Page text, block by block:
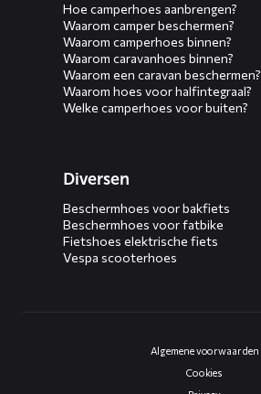
Hoe camperhoes aanbrengen?
Waarom camper beschermen?
Waarom camperhoes binnen?
Waarom caravanhoes binnen?
Waarom een caravan beschermen?
Waarom hoes voor halfintegraal?
Welke camperhoes voor buiten?
Diversen
Beschermhoes voor bakfiets
Beschermhoes voor fatbike
Fietshoes elektrische fiets
Vespa scooterhoes
Algemene voorwaarden
Cookies